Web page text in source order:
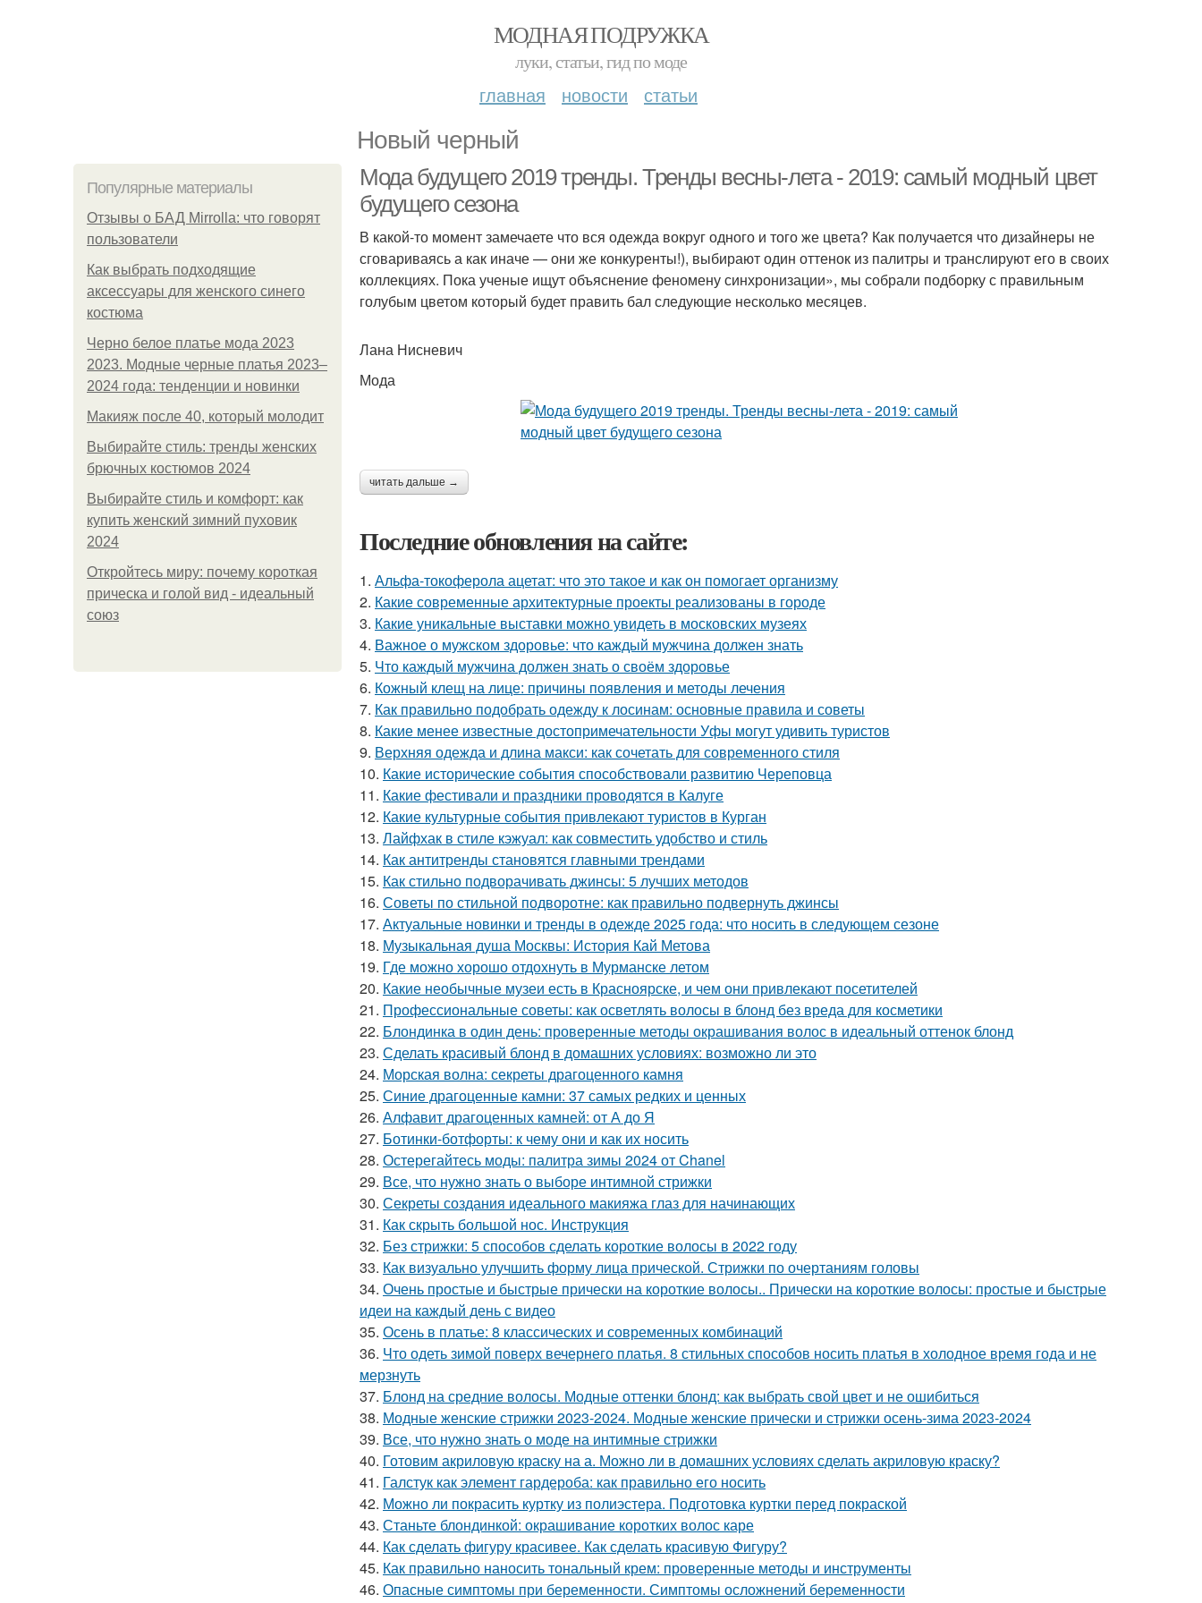
МОДНАЯ ПОДРУЖКА
луки, статьи, гид по моде
главная новости статьи
Новый черный
Популярные материалы
Отзывы о БАД Mirrolla: что говорят
пользователи
Как выбрать подходящие
аксессуары для женского синего
костюма
Черно белое платье мода 2023
2023. Модные черные платья 2023–
2024 года: тенденции и новинки
Макияж после 40, который молодит
Выбирайте стиль: тренды женских
брючных костюмов 2024
Выбирайте стиль и комфорт: как
купить женский зимний пуховик
2024
Откройтесь миру: почему короткая
прическа и голой вид - идеальный
союз
Мода будущего 2019 тренды. Тренды весны-лета - 2019: самый модный цвет
будущего сезона
В какой-то момент замечаете что вся одежда вокруг одного и того же цвета? Как получается что дизайнеры не
сговариваясь а как иначе — они же конкуренты!), выбирают один оттенок из палитры и транслируют его в своих
коллекциях. Пока ученые ищут объяснение феномену синхронизации», мы собрали подборку с правильным
голубым цветом который будет править бал следующие несколько месяцев.
Лана Нисневич
Мода
читать дальше →
Последние обновления на сайте:
1. Альфа-токоферола ацетат: что это такое и как он помогает организму
2. Какие современные архитектурные проекты реализованы в городе
3. Какие уникальные выставки можно увидеть в московских музеях
4. Важное о мужском здоровье: что каждый мужчина должен знать
5. Что каждый мужчина должен знать о своём здоровье
6. Кожный клещ на лице: причины появления и методы лечения
7. Как правильно подобрать одежду к лосинам: основные правила и советы
8. Какие менее известные достопримечательности Уфы могут удивить туристов
9. Верхняя одежда и длина макси: как сочетать для современного стиля
10. Какие исторические события способствовали развитию Череповца
11. Какие фестивали и праздники проводятся в Калуге
12. Какие культурные события привлекают туристов в Курган
13. Лайфхак в стиле кэжуал: как совместить удобство и стиль
14. Как антитренды становятся главными трендами
15. Как стильно подворачивать джинсы: 5 лучших методов
16. Советы по стильной подворотне: как правильно подвернуть джинсы
17. Актуальные новинки и тренды в одежде 2025 года: что носить в следующем сезоне
18. Музыкальная душа Москвы: История Кай Метова
19. Где можно хорошо отдохнуть в Мурманске летом
20. Какие необычные музеи есть в Красноярске, и чем они привлекают посетителей
21. Профессиональные советы: как осветлять волосы в блонд без вреда для косметики
22. Блондинка в один день: проверенные методы окрашивания волос в идеальный оттенок блонд
23. Сделать красивый блонд в домашних условиях: возможно ли это
24. Морская волна: секреты драгоценного камня
25. Синие драгоценные камни: 37 самых редких и ценных
26. Алфавит драгоценных камней: от А до Я
27. Ботинки-ботфорты: к чему они и как их носить
28. Остерегайтесь моды: палитра зимы 2024 от Chanel
29. Все, что нужно знать о выборе интимной стрижки
30. Секреты создания идеального макияжа глаз для начинающих
31. Как скрыть большой нос. Инструкция
32. Без стрижки: 5 способов сделать короткие волосы в 2022 году
33. Как визуально улучшить форму лица прической. Стрижки по очертаниям головы
34. Очень простые и быстрые прически на короткие волосы.. Прически на короткие волосы: простые и быстрые
идеи на каждый день с видео
35. Осень в платье: 8 классических и современных комбинаций
36. Что одеть зимой поверх вечернего платья. 8 стильных способов носить платья в холодное время года и не
мерзнуть
37. Блонд на средние волосы. Модные оттенки блонд: как выбрать свой цвет и не ошибиться
38. Модные женские стрижки 2023-2024. Модные женские прически и стрижки осень-зима 2023-2024
39. Все, что нужно знать о моде на интимные стрижки
40. Готовим акриловую краску на а. Можно ли в домашних условиях сделать акриловую краску?
41. Галстук как элемент гардероба: как правильно его носить
42. Можно ли покрасить куртку из полиэстера. Подготовка куртки перед покраской
43. Станьте блондинкой: окрашивание коротких волос каре
44. Как сделать фигуру красивее. Как сделать красивую Фигуру?
45. Как правильно наносить тональный крем: проверенные методы и инструменты
46. Опасные симптомы при беременности. Симптомы осложнений беременности